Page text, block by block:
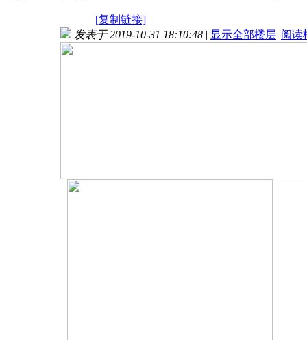
[复制链接]
发表于 2019-10-31 18:10:48 | 显示全部楼层 |阅读